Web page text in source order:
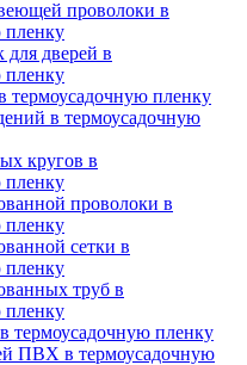
проволоки в
пленку
для дверей в
пленку
термоусадочную пленку
в термоусадочную
кругов в
пленку
проволоки в
пленку
сетки в
пленку
труб в
пленку
термоусадочную пленку
ПВХ в термоусадочную